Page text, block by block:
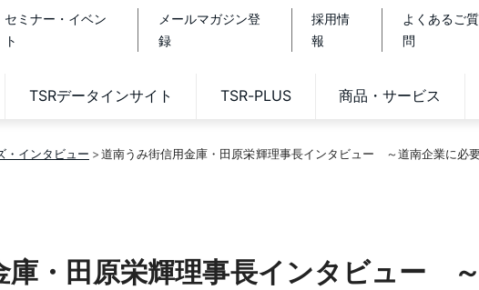
セミナー・イベン
ト
メールマガジン登
録
採用情
報
よくあるご質
問
TSRデータインサイト TSR-PLUS 商品・サービス
・インタビュー 道南うみ街信用金庫・田原栄輝理事長インタビュー ～道南企業に
庫・田原栄輝理事長インタビュー